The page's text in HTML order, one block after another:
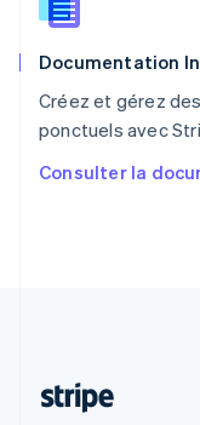
Documentation
Créez et gérez
ponctuels avec
Consulter la
Roumanie
Royaume-Uni
Singapour
English 简体中文
English